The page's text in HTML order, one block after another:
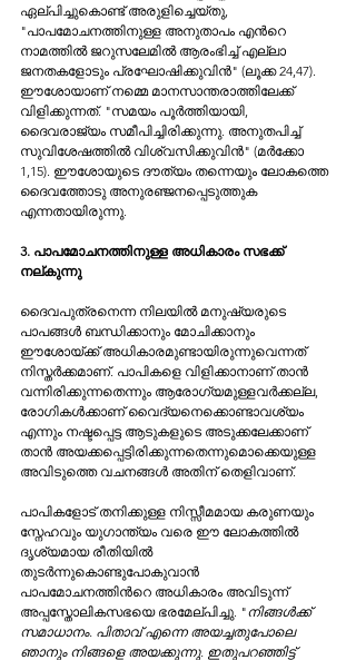
ഏല്പിച്ചുകൊണ്ട് അരുളിച്ചെയ്തു,
"പാപമോചനത്തിനുള്ള അനുതാപം എന്‍റെ
നാമത്തില്‍ ജറുസലേമില്‍ ആരംഭിച്ച് എല്ലാ
ജനതകളോടും പ്രഘോഷിക്കുവിന്‍" (ലൂക്ക 24,47).
ഈശോയാണ് നമ്മെ മാനസാന്തരാത്തിലേക്ക്
വിളിക്കുന്നത്. "സമയം പൂര്‍ത്തിയായി,
ദൈവരാജ്യം സമീപിച്ചിരിക്കുന്നു. അനുതപിച്ച്
സുവിശേഷത്തില്‍ വിശ്വസിക്കുവിന്‍" (മര്‍ക്കോ
1,15). ഈശോയുടെ ദൗത്യം തന്നെയും ലോകത്തെ
ദൈവത്തോടു അനുരഞ്ജനപ്പെടുത്തുക
എന്നതായിരുന്നു.
3. പാപമോചനത്തിനുള്ള അധികാരം സഭക്ക്
നല്കുന്നു
ദൈവപുത്രനെന്ന നിലയില്‍ മനുഷ്യരുടെ
പാപങ്ങള്‍ ബന്ധിക്കാനും മോചിക്കാനും
ഈശോയ്ക്ക് അധികാരമുണ്ടായിരുന്നുവെന്നത്
നിസ്തര്‍ക്കമാണ്. പാപികളെ വിളിക്കാനാണ് താന്‍
വന്നിരിക്കുന്നതെന്നും ആരോഗ്യമുള്ളവര്‍ക്കല്ല,
രോഗികള്‍ക്കാണ് വൈദ്യനെക്കൊണ്ടാവശ്യം
എന്നും നഷ്ടപ്പെട്ട ആടുകളുടെ അടുക്കലേക്കാണ്
താന്‍ അയക്കപ്പെട്ടിരിക്കുന്നതെന്നുമൊക്കെയുള്ള
അവിടുത്തെ വചനങ്ങള്‍ അതിന് തെളിവാണ്.
പാപികളോട് തനിക്കുള്ള നിസ്സീമമായ കരുണയും
സ്നേഹവും യുഗാന്ത്യം വരെ ഈ ലോകത്തില്‍
ദൃശ്യമായ രീതിയില്‍
തുടര്‍ന്നുകൊണ്ടുപോകുവാന്‍
പാപമോചനത്തിന്‍റെ അധികാരം അവിടുന്ന്
അപ്പസ്തോലികസഭയെ ഭരമേല്പിച്ചു. "നിങ്ങള്‍ക്ക്
സമാധാനം. പിതാവ് എന്നെ അയച്ചതുപോലെ
ഞാനും നിങ്ങളെ അയക്കുന്നു. ഇതുപറഞ്ഞിട്ട്